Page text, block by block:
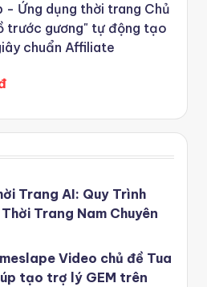
- Ứng dụng thời trang Chủ
trước gương" tự động tạo
chuẩn Affiliate
Trang AI: Quy Trình
Trang Nam Chuyên
Video chủ đề Tua
tạo trợ lý GEM trên